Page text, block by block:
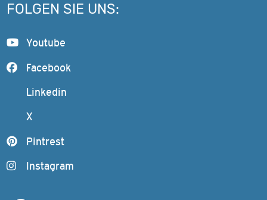
FOLGEN SIE UNS:
Youtube
Facebook
Linkedin
X
Pintrest
Instagram